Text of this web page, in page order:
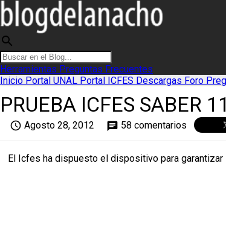
search
Herramientas Preguntas Frecuentes
Inicio Portal UNAL Portal ICFES Descargas Foro
PRUEBA ICFES SABER
access_time Agosto 28, 2012 chat 58 comentarios
El Icfes ha dispuesto el dispositivo para garantizar